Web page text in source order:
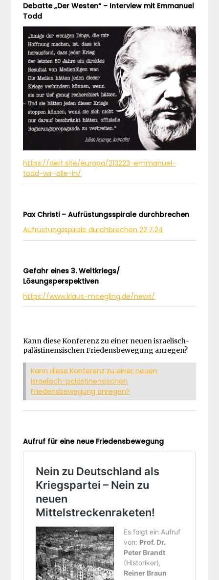
Debatte „Der Westen“ – Interview mit Emmanuel
Todd
https://dert.site/europa/213223-emmanuel-
todd-wir-alle-in/
Pax Christi – Aufrüstungsspirale durchbrechen
Aufrüstungsspirale durchbrechen 22.7.24
Gefahr eines 3. Weltkriegs/
Lösungsperspektiven
https://www.klaus-moegling.de/news/
Kann diese Konferenz zu einer neuen israelisch-
palästinensischen Friedensbewegung anregen?
Kann diese Konferenz zu einer neuen
israelisch-palästinensischen
Friedensbewegung anregen?
Aufruf für eine neue Friedensbewegung